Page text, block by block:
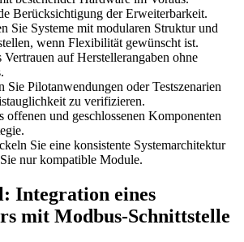
Berücksichtigung der Erweiterbarkeit.
Sie Systeme mit modularen Struktur und
wenn Flexibilität gewünscht ist.
Vertrauen auf Herstellerangaben ohne
Sie Pilotanwendungen oder Testszenarien
zu verifizieren.
offenen und geschlossenen Komponenten
Sie eine konsistente Systemarchitektur
nur kompatible Module.
Integration eines
mit Modbus-Schnittstelle